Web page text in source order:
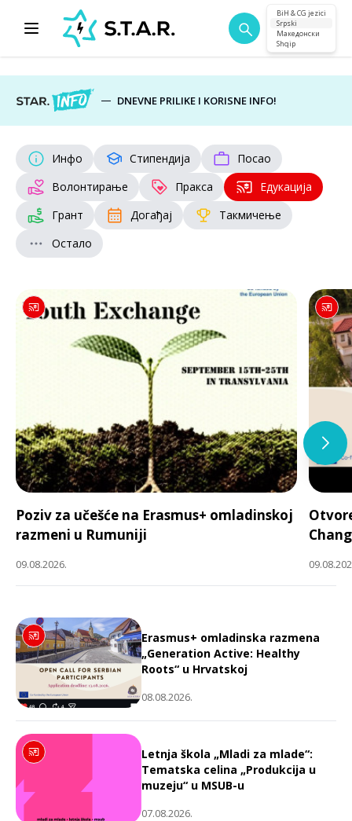
BiH & CG jezici
Srpski
Македонски
Shqip
DNEVNE PRILIKE I KORISNE INFO!
Инфо Стипендија
Посао
Волонтирање
Пракса
Едукација
Грант
Догађај
Такмичење
Остало
Poziv za učešće na Erasmus+ omladinskoj
razmeni u Rumuniji
09.08.2026.
Erasmus+ omladinska razmena
„Generation Active: Healthy
Roots“ u Hrvatskoj
08.08.2026.
Letnja škola „Mladi za mlade“:
Tematska celina „Produkcija u
muzeju“ u MSUB-u
07.08.2026.